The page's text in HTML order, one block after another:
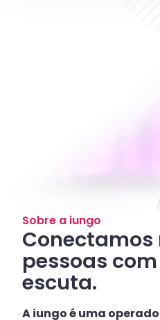
Sobre a iungo
pessoas
escuta.
A iungo é uma